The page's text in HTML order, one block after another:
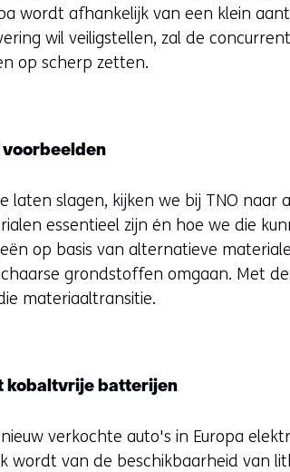
wordt afhankelijk van een klein
wil veiligstellen, zal de
op scherp zetten.
laten slagen, kijken we bij TNO naar
essentieel zijn én hoe we die
op basis van alternatieve
grondstoffen omgaan. Met
materiaaltransitie.
kobaltvrije batterijen
verkochte auto's in Europa
wordt van de beschikbaarheid van